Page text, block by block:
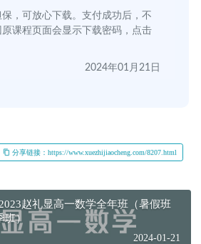
保，可放心下载。支付成功后，不
课程页面会显示下载密码，点击
2024年01月21日
分享链接：https://www.xuezhijiaocheng.com/8207.html
赵礼显高一数学全年班（暑假班
）
2024-01-21